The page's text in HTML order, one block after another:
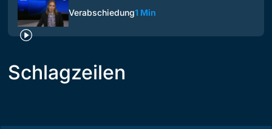
Verabschiedung1 Min
Schlagzeilen